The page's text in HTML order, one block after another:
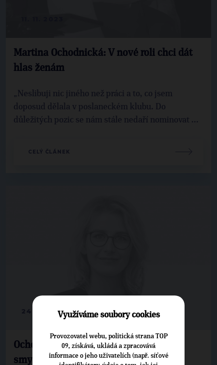
Martina Ochodnická: V nové roli chci dát
hlas ženám
„Neslibuji nic jiného než práci a to, co jsem
doposud dělala v poslaneckém klubu. Do
důležitých pozic se nám stále nedaří nominovat ...
CELÝ ČLÁNEK
24. 7. 2023
Ochodnická: I bez "babičky" to dává
smysl?!
Využíváme soubory cookies
Provozovatel webu, politická strana TOP
09, získává, ukládá a zpracovává
informace o jeho uživatelích (např. síťové